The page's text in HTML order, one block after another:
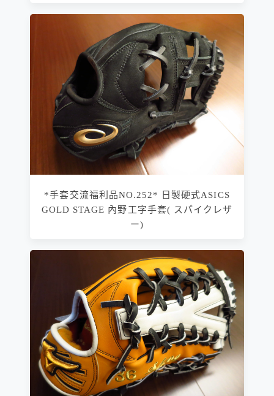
*手套交流福利品NO.252* 日製硬式ASICS
GOLD STAGE 內野工字手套( スパイクレザ
ー)